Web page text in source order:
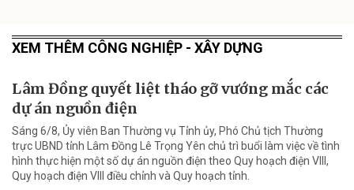
XEM THÊM CÔNG NGHIỆP - XÂY DỰNG
Lâm Đồng quyết liệt tháo gỡ vướng mắc các
dự án nguồn điện
Sáng 6/8, Ủy viên Ban Thường vụ Tỉnh ủy, Phó Chủ tịch Thường
trực UBND tỉnh Lâm Đồng Lê Trọng Yên chủ trì buổi làm việc về tình
hình thực hiện một số dự án nguồn điện theo Quy hoạch điện VIII,
Quy hoạch điện VIII điều chỉnh và Quy hoạch tỉnh.